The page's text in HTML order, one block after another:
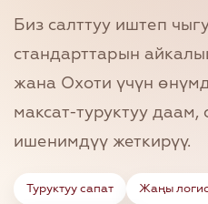
Биз салттуу иштеп
стандарттарын
жана Охоти үчүн
максат-туруктуу даам,
ишенимдүү жеткирүү.
Туруктуу сапат Жаңы